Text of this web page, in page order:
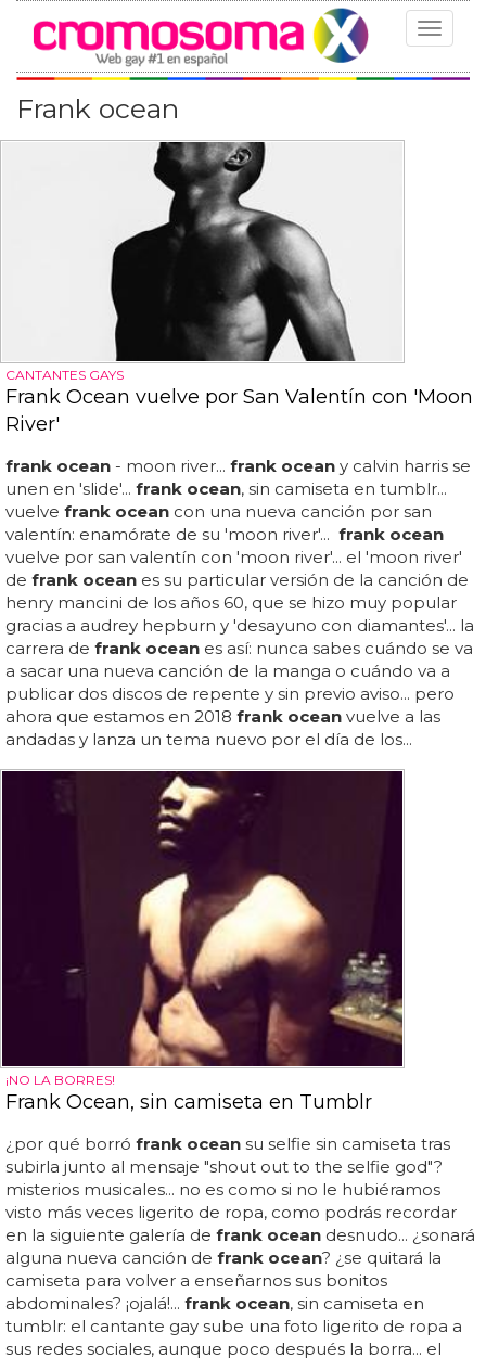
Toggle
Frank ocean
CANTANTES GAYS
Frank Ocean vuelve por San Valentín con 'Moon
River'
frank ocean - moon river... frank ocean y calvin harris se
unen en 'slide'... frank ocean, sin camiseta en tumblr...
vuelve frank ocean con una nueva canción por san
valentín: enamórate de su 'moon river'... frank ocean
vuelve por san valentín con 'moon river'... el 'moon river'
de frank ocean es su particular versión de la canción de
henry mancini de los años 60, que se hizo muy popular
gracias a audrey hepburn y 'desayuno con diamantes'... la
carrera de frank ocean es así: nunca sabes cuándo se va
a sacar una nueva canción de la manga o cuándo va a
publicar dos discos de repente y sin previo aviso... pero
ahora que estamos en 2018 frank ocean vuelve a las
andadas y lanza un tema nuevo por el día de los...
¡NO LA BORRES!
Frank Ocean, sin camiseta en Tumblr
¿por qué borró frank ocean su selfie sin camiseta tras
subirla junto al mensaje "shout out to the selfie god"?
misterios musicales... no es como si no le hubiéramos
visto más veces ligerito de ropa, como podrás recordar
en la siguiente galería de frank ocean desnudo... ¿sonará
alguna nueva canción de frank ocean? ¿se quitará la
camiseta para volver a enseñarnos sus bonitos
abdominales? ¡ojalá!... frank ocean, sin camiseta en
tumblr: el cantante gay sube una foto ligerito de ropa a
sus redes sociales, aunque poco después la borra... el